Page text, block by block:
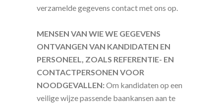
verzamelde gegevens contact met ons op.
MENSEN VAN WIE WE GEGEVENS
ONTVANGEN VAN KANDIDATEN EN
PERSONEEL, ZOALS REFERENTIE- EN
CONTACTPERSONEN VOOR
NOODGEVALLEN:Om kandidaten op een
veilige wijze passende baankansen aan te